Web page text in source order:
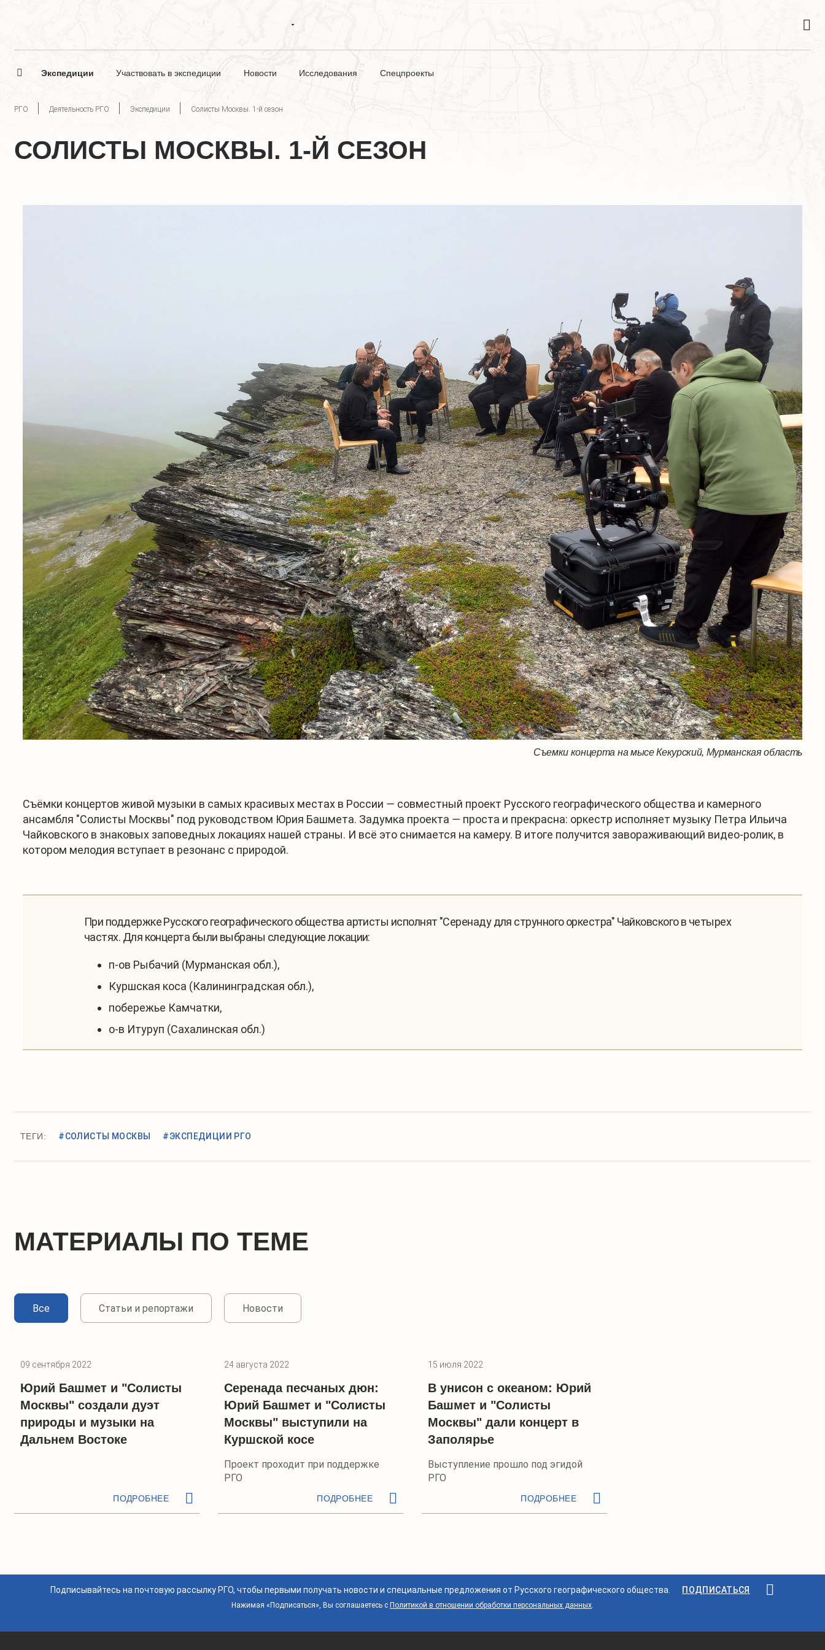
Экспедиции Участвовать в экспедиции Новости Исследования Спецпроекты
РГО Деятельность РГО Экспедиции Солисты Москвы. 1-й сезон
СОЛИСТЫ МОСКВЫ. 1-Й СЕЗОН
Съемки концерта на мысе Кекурский, Мурманская область
Съёмки концертов живой музыки в самых красивых местах в России — совместный проект Русского географического общества и камерного
ансамбля "Солисты Москвы" под руководством Юрия Башмета. Задумка проекта — проста и прекрасна: оркестр исполняет музыку Петра Ильича
Чайковского в знаковых заповедных локациях нашей страны. И всё это снимается на камеру. В итоге получится завораживающий видео-ролик, в
котором мелодия вступает в резонанс с природой.
При поддержке Русского географического общества артисты исполнят "Серенаду для струнного оркестра" Чайковского в четырех
частях. Для концерта были выбраны следующие локации:
п-ов Рыбачий (Мурманская обл.),
Куршская коса (Калининградская обл.),
побережье Камчатки,
о-в Итуруп (Сахалинская обл.)
ТЕГИ: #СОЛИСТЫ МОСКВЫ #ЭКСПЕДИЦИИ РГО
МАТЕРИАЛЫ ПО ТЕМЕ
Все Статьи и репортажи Новости
09 сентября 2022
Юрий Башмет и "Солисты
Москвы" создали дуэт
природы и музыки на
Дальнем Востоке
ПОДРОБНЕЕ
24 августа 2022
Серенада песчаных дюн:
Юрий Башмет и "Солисты
Москвы" выступили на
Куршской косе
Проект проходит при поддержке
РГО
ПОДРОБНЕЕ
15 июля 2022
В унисон с океаном: Юрий
Башмет и "Солисты
Москвы" дали концерт в
Заполярье
Выступление прошло под эгидой
РГО
ПОДРОБНЕЕ
Подписывайтесь на почтовую рассылку РГО, чтобы первыми получать новости и специальные предложения от Русского географического общества. ПОДПИСАТЬСЯ
Нажимая «Подписаться», Вы соглашаетесь с Политикой в отношении обработки персональных данных.